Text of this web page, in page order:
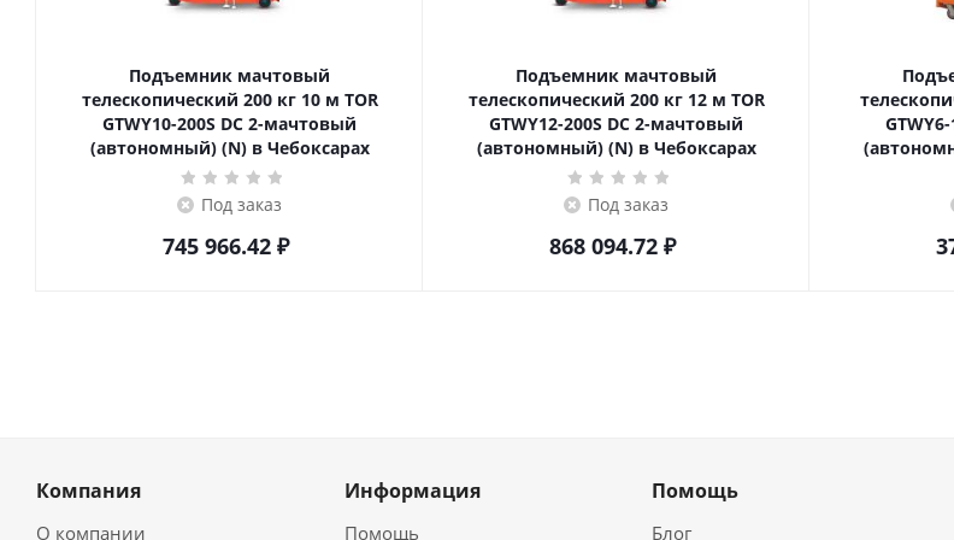
Подъемник мачтовый
телескопический 200 кг 10 м TOR
GTWY10-200S DC 2-мачтовый
(автономный) (N) в Чебоксарах
Под заказ
745 966.42₽
Подъемник мачтовый
телескопический 200 кг 12 м TOR
GTWY12-200S DC 2-мачтовый
(автономный) (N) в Чебоксарах
Под заказ
868 094.72₽
Компания
О компании
Информация
Помощь
Помощь
Блог